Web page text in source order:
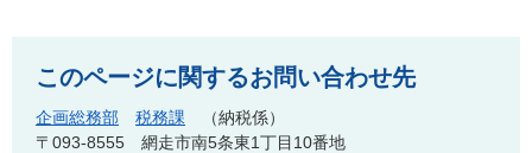
このページに関するお問い合わせ先
企画総務部 税務課
納税係
〒093-8555
網走市南5条東1丁目10番地